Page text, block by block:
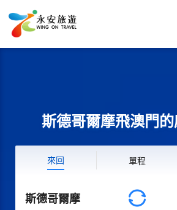
斯德哥爾摩飛澳門
來回 單程
斯德哥爾摩